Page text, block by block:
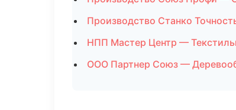
Производство Станко
НПП Мастер Центр —
ООО Партнер Союз —